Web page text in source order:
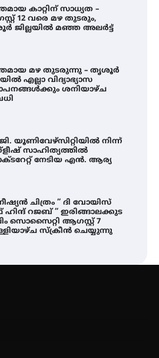
കാറ്റിന് സാധ്യത –
12 വരെ മഴ തുടരും,
ജില്ലയിൽ മഞ്ഞ അലർട്ട്
മഴ തുടരുന്നു – തൃശൂർ
എല്ലാ വിദ്യാഭ്യാസ
ശനിയാഴ്ച
യൂണിവേഴ്‌സിറ്റിയിൽ നിന്ന്
സാഹിത്യത്തിൽ
നേടിയ എൻ. ആര്യ
ചിത്രം ” ദി വോയിസ്
റജബ് ” ഇരിങ്ങാലക്കുട
സൊസൈറ്റി ആഗസ്റ്റ് 7
സ്‌ക്രീൻ ചെയ്യുന്നു